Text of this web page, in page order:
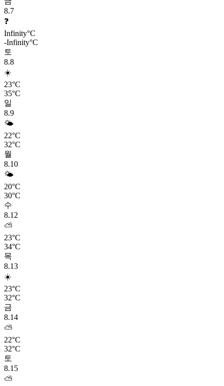
8.7
❓
Infinity°C
-Infinity°C
토
8.8
☀️
23°C
35°C
일
8.9
🌤️
22°C
32°C
월
8.10
🌤️
20°C
30°C
수
8.12
⛅
23°C
34°C
목
8.13
☀️
23°C
32°C
금
8.14
⛅
22°C
32°C
토
8.15
⛅